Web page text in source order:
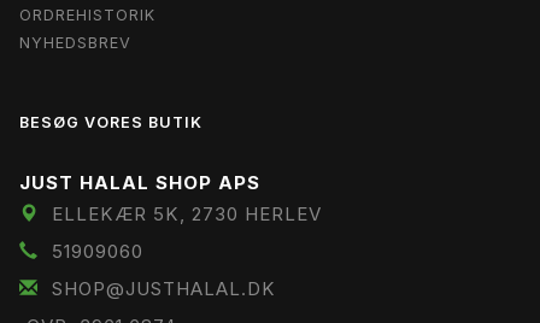
ORDREHISTORIK
NYHEDSBREV
BESØG VORES BUTIK
JUST HALAL SHOP APS
ELLEKÆR 5K, 2730 HERLEV
51909060
SHOP@JUSTHALAL.DK